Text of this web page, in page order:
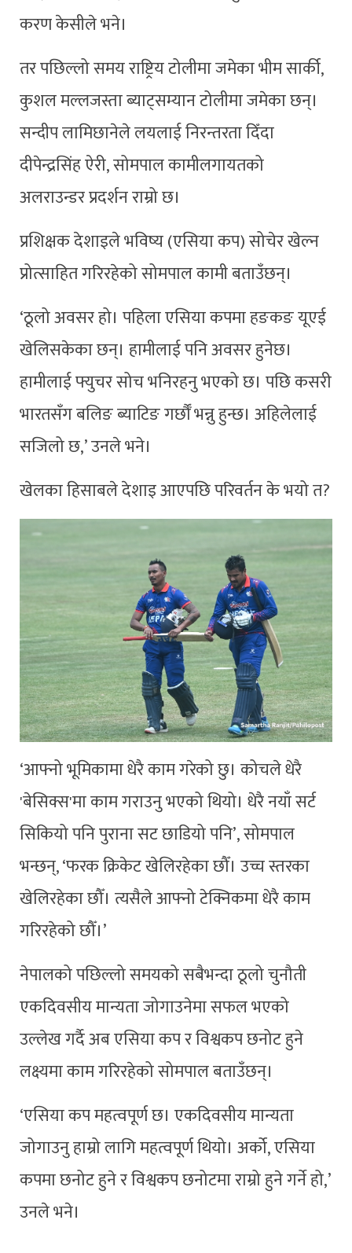
करण केसीले भने।
तर पछिल्लो समय राष्ट्रिय टोलीमा जमेका भीम सार्की,
कुशल मल्लजस्ता ब्याट्सम्यान टोलीमा जमेका छन्।
सन्दीप लामिछानेले लयलाई निरन्तरता दिँदा
दीपेन्द्रसिंह ऐरी, सोमपाल कामीलगायतको
अलराउन्डर प्रदर्शन राम्रो छ।
प्रशिक्षक देशाइले भविष्य (एसिया कप) सोचेर खेल्न
प्रोत्साहित गरिरहेको सोमपाल कामी बताउँछन्।
‘ठूलो अवसर हो। पहिला एसिया कपमा हङकङ यूएई
खेलिसकेका छन्। हामीलाई पनि अवसर हुनेछ।
हामीलाई फ्युचर सोच भनिरहनु भएको छ। पछि कसरी
भारतसँग बलिङ ब्याटिङ गर्छौँ भन्नु हुन्छ। अहिलेलाई
सजिलो छ,’ उनले भने।
खेलका हिसाबले देशाइ आएपछि परिवर्तन के भयो त?
‘आफ्नो भूमिकामा धेरै काम गरेको छु। कोचले धेरै
'बेसिक्स'मा काम गराउनु भएको थियो। धेरै नयाँ सर्ट
सिकियो पनि पुराना सट छाडियो पनि’, सोमपाल
भन्छन्, ‘फरक क्रिकेट खेलिरहेका छौँ। उच्च स्तरका
खेलिरहेका छौँ। त्यसैले आफ्नो टेक्निकमा धेरै काम
गरिरहेको छौँ।’
नेपालको पछिल्लो समयको सबैभन्दा ठूलो चुनौती
एकदिवसीय मान्यता जोगाउनेमा सफल भएको
उल्लेख गर्दै अब एसिया कप र विश्वकप छनोट हुने
लक्ष्यमा काम गरिरहेको सोमपाल बताउँछन्।
‘एसिया कप महत्वपूर्ण छ। एकदिवसीय मान्यता
जोगाउनु हाम्रो लागि महत्वपूर्ण थियो। अर्को, एसिया
कपमा छनोट हुने र विश्वकप छनोटमा राम्रो हुने गर्ने हो,’
उनले भने।